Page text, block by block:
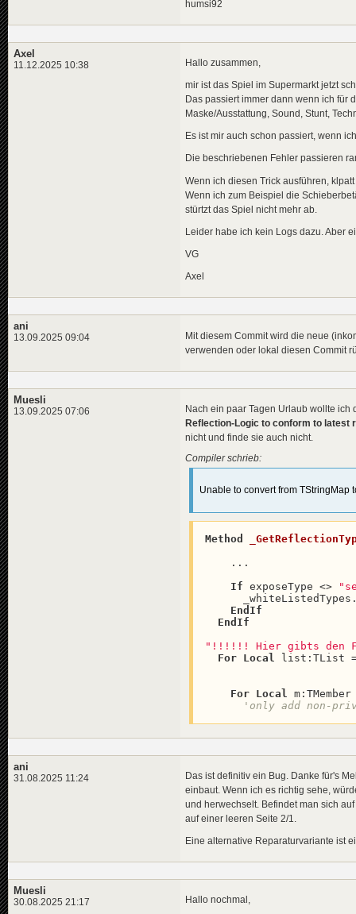
humsi92
Axel
11.12.2025 10:38 Hallo zusammen,
mir ist das Spiel im Supermarkt jetzt
Das passiert immer dann wenn ich für
Maske/Ausstattung, Sound, Stunt,
Es ist mir auch schon passiert, wenn
Die beschriebenen Fehler passieren
Wenn ich diesen Trick ausführen,
Wenn ich zum Beispiel die
stürtzt das Spiel nicht mehr ab.
Leider habe ich kein Logs dazu. Aber
VG
Axel
ani
13.09.2025 09:04
Mit diesem Commit wird die neue
verwenden oder lokal diesen Commit
Muesli
13.09.2025 07:06
Nach ein paar Tagen Urlaub wollte
Reflection-Logic to conform to latest
nicht und finde sie auch nicht.
Compiler schrieb:
Unable to convert from TStringMap
Method
    ...
If exposeType <>
EndIf
EndIf
"!!!!!! Hier gibts den
For
Local list:TList
For Local
'only add non-
ani
31.08.2025 11:24
Das ist definitiv ein Bug. Danke für's
einbaut. Wenn ich es richtig sehe,
und herwechselt. Befindet man sich
auf einer leeren Seite 2/1.
Eine alternative Reparaturvariante ist
Muesli
30.08.2025 21:17 Hallo nochmal,